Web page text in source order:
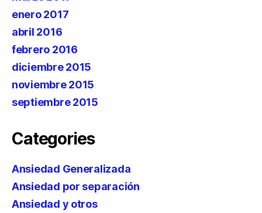
enero 2017
abril 2016
febrero 2016
diciembre 2015
noviembre 2015
septiembre 2015
Categories
Ansiedad Generalizada
Ansiedad por separación
Ansiedad y otros